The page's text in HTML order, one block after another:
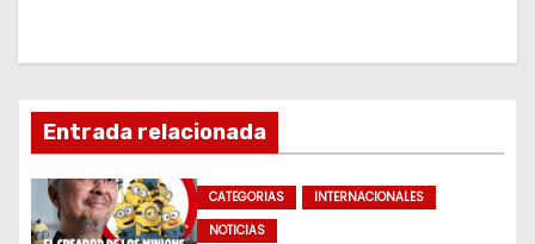
i
ó
n
d
Entrada relacionada
CATEGORIAS
INTERNACIONALES
NOTICIAS